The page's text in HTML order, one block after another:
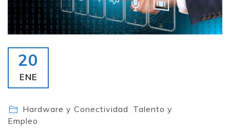
20
ENE
Hardware y Conectividad, Talento y
Empleo